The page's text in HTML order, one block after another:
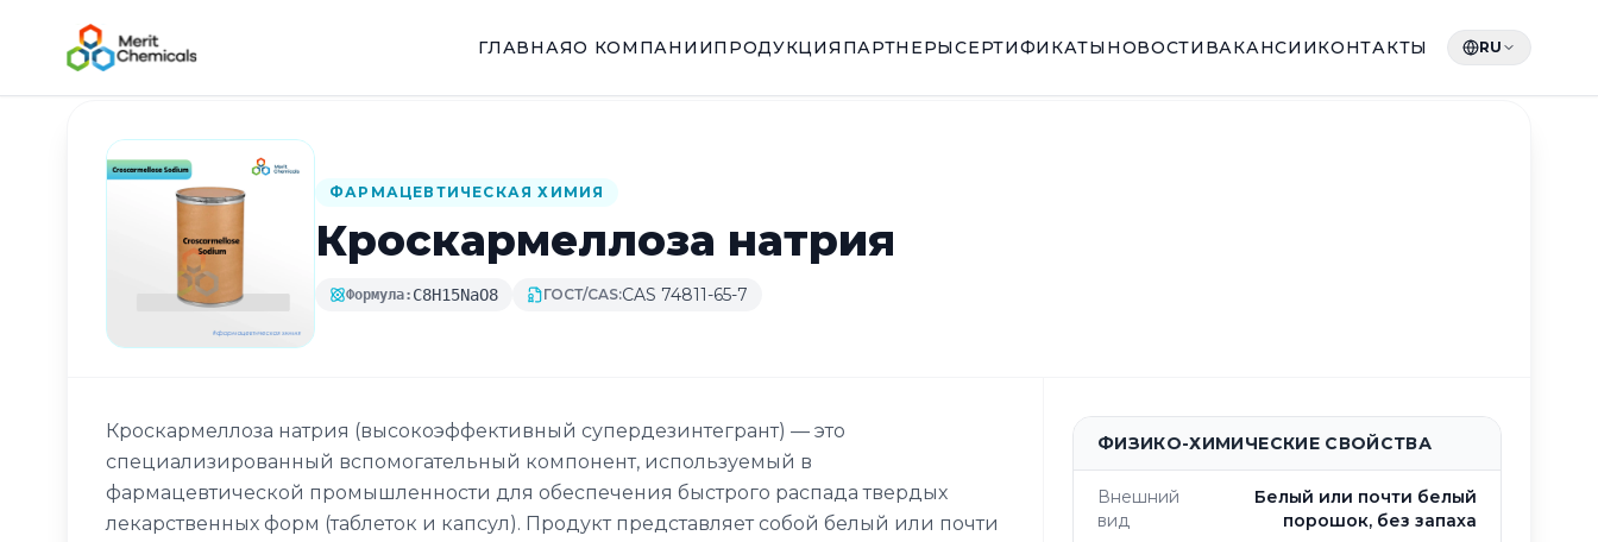
ГЛАВНАЯО КОМПАНИИПРОДУКЦИЯ ПАРТНЕРЫСЕРТИФИКАТЫ НОВОСТИ ВАКАНСИИКОНТАКТЫ RU
Назад в каталог
ФАРМАЦЕВТИЧЕСКАЯ ХИМИЯ
Кроскармеллоза натрия
Формула: C8H15NaO8 ГОСТ/CAS:CAS 74811-65-7
Кроскармеллоза натрия (высокоэффективный супердезинтегрант) — это
специализированный вспомогательный компонент, используемый в
фармацевтической промышленности для обеспечения быстрого распада твердых
лекарственных форм (таблеток и капсул). Продукт представляет собой белый или почти
ФИЗИКО-ХИМИЧЕСКИЕ СВОЙСТВА
Внешний
вид
Белый или почти белый
порошок, без запаха